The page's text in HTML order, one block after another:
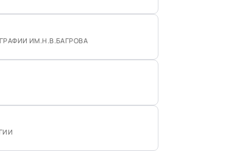
ИМ.Н.В.БАГРОВА